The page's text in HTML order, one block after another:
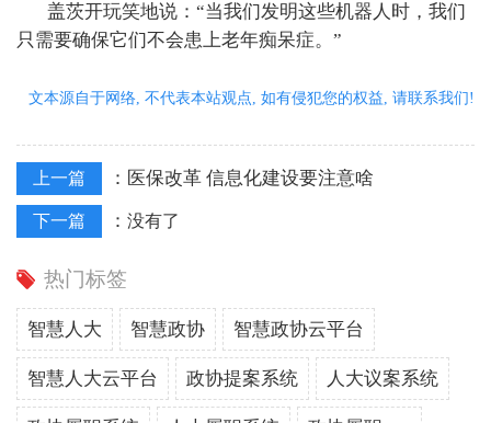
盖茨开玩笑地说：“当我们发明这些机器人时，我们
只需要确保它们不会患上老年痴呆症。”
文本源自于网络, 不代表本站观点, 如有侵犯您的权益, 请联系我们!
上一篇 ： 医保改革 信息化建设要注意啥
下一篇 ： 没有了
热门标签
智慧人大 智慧政协 智慧政协云平台
智慧人大云平台 政协提案系统 人大议案系统